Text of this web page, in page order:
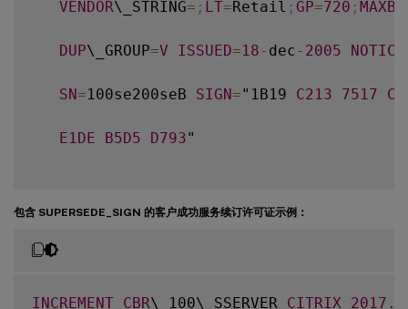
VENDOR\_STRING= ; LT=Retail ; GP=720 ; MAXBW
DUP\_GROUP=V ISSUED=18 - dec - 2005 NOTICE
SN=100se200seB SIGN="1B19 C213 7517
E1DE B5D5 D793"
包含 SUPERSEDE_SIGN 的客户成功服务续订许可证示例：
INCREMENT CBR\_100\_SSERVER CITRIX